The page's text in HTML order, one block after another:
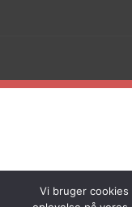
Vi bruger